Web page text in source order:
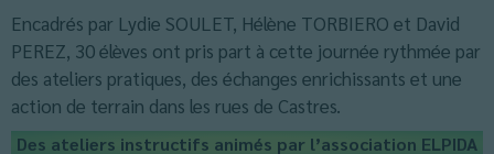
Encadrés par Lydie SOULET, Hélène TORBIERO et David
PEREZ, 30 élèves ont pris part à cette journée rythmée par
des ateliers pratiques, des échanges enrichissants et une
action de terrain dans les rues de Castres.
Des ateliers instructifs animés par l’association ELPIDA